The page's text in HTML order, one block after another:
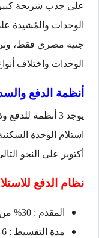
على جذب شريحة
جنيه مصري فقط،
الوحدات واختلاف
أنظمة الدفع والسداد
يوجد 3 أنظمة
أكتوبر على النحو
نظام الدفع
المقدم : 30% من إجمالي سعر الوحدة السكنية.
مدة التقسيط : 6 سنوات.